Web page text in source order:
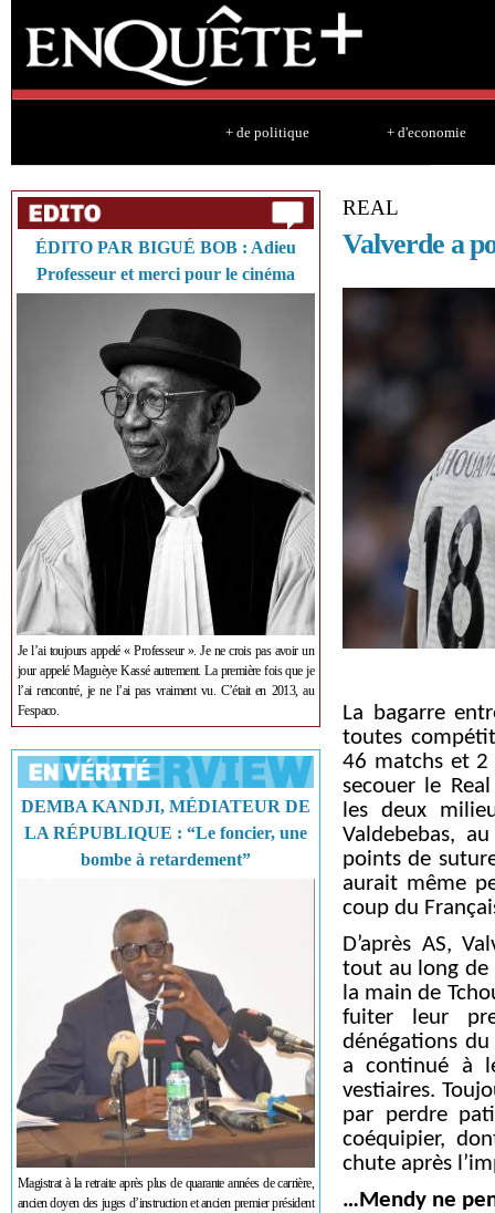
+ de politique + d'economie
ÉDITO PAR BIGUÉ BOB : Adieu
Professeur et merci pour le cinéma
Je l’ai toujours appelé « Professeur ». Je ne crois pas avoir un
jour appelé Maguèye Kassé autrement. La première fois que je
l’ai rencontré, je ne l’ai pas vraiment vu. C’était en 2013, au
Fespaco.
DEMBA KANDJI, MÉDIATEUR DE
LA RÉPUBLIQUE : “Le foncier, une
bombe à retardement”
Magistrat à la retraite après plus de quarante années de carrière,
ancien doyen des juges d’instruction et ancien premier président
REAL
Valverde a
La bagarre
toutes
46 matchs et 2
secouer le
les deux
Valdebebas,
points de
aurait même
coup du
D’après AS,
tout au long de
la main de
fuiter leur
dénégations
a continué à
vestiaires.
par perdre
coéquipier,
chute après
…Mendy ne